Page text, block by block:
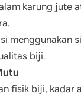
karung jute
menggunakan
biji.
fisik biji, kadar